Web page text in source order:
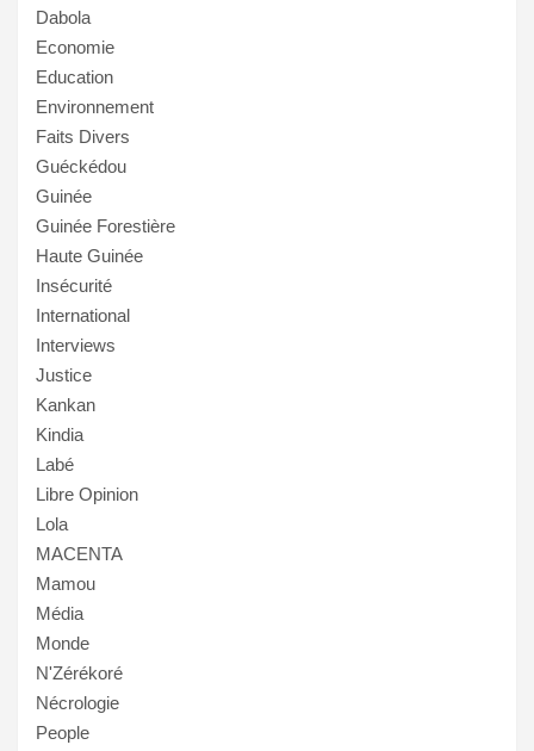
Dabola
Economie
Education
Environnement
Faits Divers
Guéckédou
Guinée
Guinée Forestière
Haute Guinée
Insécurité
International
Interviews
Justice
Kankan
Kindia
Labé
Libre Opinion
Lola
MACENTA
Mamou
Média
Monde
N'Zérékoré
Nécrologie
People